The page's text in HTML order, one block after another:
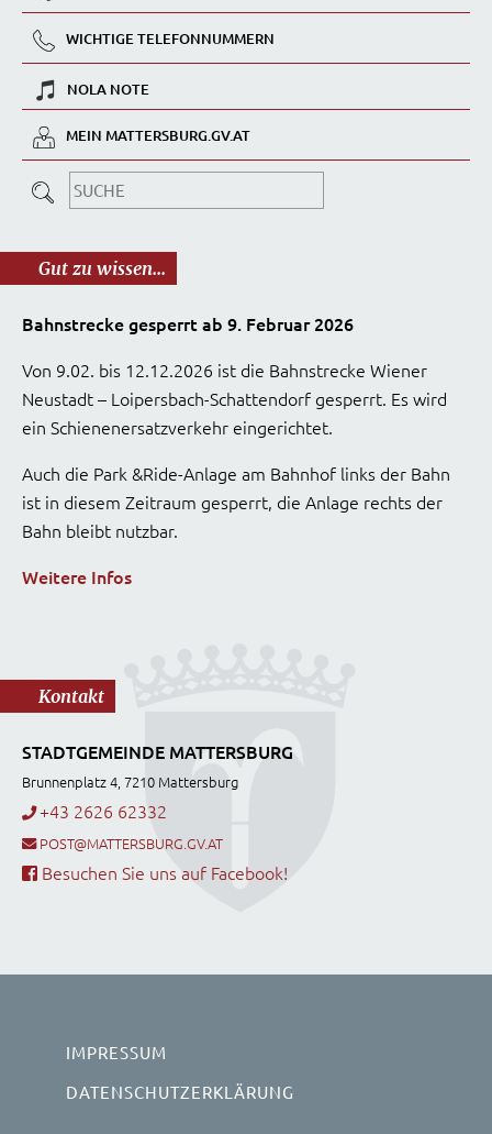
WICHTIGE TELEFONNUMMERN
NOLA NOTE
MEIN MATTERSBURG.GV.AT
Gut zu wissen...
Bahnstrecke gesperrt ab 9. Februar 2026
Von 9.02. bis 12.12.2026 ist die Bahnstrecke Wiener
Neustadt – Loipersbach-Schattendorf gesperrt. Es wird
ein Schienenersatzverkehr eingerichtet.
Auch die Park &Ride-Anlage am Bahnhof links der Bahn
ist in diesem Zeitraum gesperrt, die Anlage rechts der
Bahn bleibt nutzbar.
Weitere Infos
Kontakt
STADTGEMEINDE MATTERSBURG
Brunnenplatz 4, 7210 Mattersburg
+43 2626 62332
POST@MATTERSBURG.GV.AT
Besuchen Sie uns auf Facebook!
IMPRESSUM
DATENSCHUTZERKLÄRUNG